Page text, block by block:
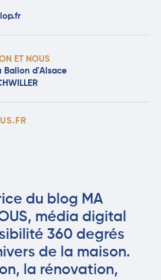
ET NOUS
Ballon d'Alsace
du blog MA
média digital
360 degrés
de la maison.
la rénovation,